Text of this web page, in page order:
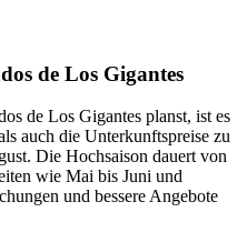
de Los Gigantes
de Los Gigantes planst, ist es
auch die Unterkunftspreise zu
Die Hochsaison dauert von
wie Mai bis Juni und
und bessere Angebote